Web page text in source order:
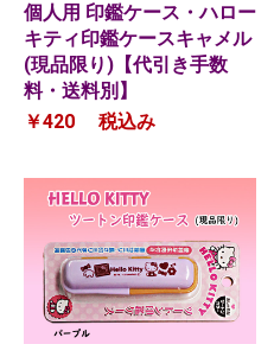
個人用 印鑑ケース・ハロー
キティ印鑑ケースキャメル
(現品限り)【代引き手数
料・送料別】
￥420
税込み